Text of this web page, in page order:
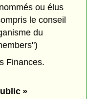
ou élus
le conseil
du
Finances.
»